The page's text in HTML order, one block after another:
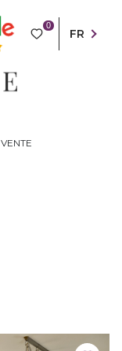
0
FR
VENTE